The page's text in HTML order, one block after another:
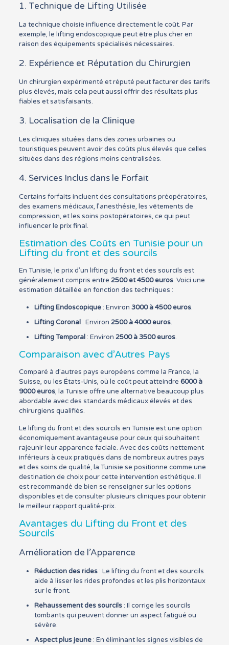
1. Technique de Lifting Utilisée
La technique choisie influence directement le coût. Par
exemple, le lifting endoscopique peut être plus cher en
raison des équipements spécialisés nécessaires.
2. Expérience et Réputation du Chirurgien
Un chirurgien expérimenté et réputé peut facturer des tarifs
plus élevés, mais cela peut aussi offrir des résultats plus
fiables et satisfaisants.
3. Localisation de la Clinique
Les cliniques situées dans des zones urbaines ou
touristiques peuvent avoir des coûts plus élevés que celles
situées dans des régions moins centralisées.
4. Services Inclus dans le Forfait
Certains forfaits incluent des consultations préopératoires,
des examens médicaux, l’anesthésie, les vêtements de
compression, et les soins postopératoires, ce qui peut
influencer le prix final.
Estimation des Coûts en Tunisie pour un
Lifting du front et des sourcils
En Tunisie, le prix d’un lifting du front et des sourcils est
généralement compris entre 2500 et 4500 euros. Voici une
estimation détaillée en fonction des techniques :
Lifting Endoscopique: Environ 3000 à 4500 euros.
Lifting Coronal: Environ 2500 à 4000 euros.
Lifting Temporal: Environ 2500 à 3500 euros.
Comparaison avec d’Autres Pays
Comparé à d’autres pays européens comme la France, la
Suisse, ou les États-Unis, où le coût peut atteindre 6000 à
9000 euros, la Tunisie offre une alternative beaucoup plus
abordable avec des standards médicaux élevés et des
chirurgiens qualifiés.
Le lifting du front et des sourcils en Tunisie est une option
économiquement avantageuse pour ceux qui souhaitent
rajeunir leur apparence faciale. Avec des coûts nettement
inférieurs à ceux pratiqués dans de nombreux autres pays
et des soins de qualité, la Tunisie se positionne comme une
destination de choix pour cette intervention esthétique. Il
est recommandé de bien se renseigner sur les options
disponibles et de consulter plusieurs cliniques pour obtenir
le meilleur rapport qualité-prix.
Avantages du Lifting du Front et des
Sourcils
Amélioration de l’Apparence
Réduction des rides: Le lifting du front et des sourcils
aide à lisser les rides profondes et les plis horizontaux
sur le front.
Rehaussement des sourcils: Il corrige les sourcils
tombants qui peuvent donner un aspect fatigué ou
sévère.
Aspect plus jeune: En éliminant les signes visibles de